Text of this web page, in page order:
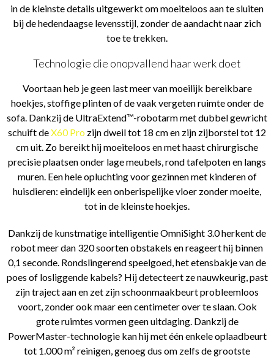
in de kleinste details uitgewerkt om moeiteloos aan te sluiten
bij de hedendaagse levensstijl, zonder de aandacht naar zich
toe te trekken.
Technologie die onopvallend haar werk doet
Voortaan heb je geen last meer van moeilijk bereikbare
hoekjes, stoffige plinten of de vaak vergeten ruimte onder de
sofa. Dankzij de UltraExtend™-robotarm met dubbel gewricht
schuift deX60 Pro zijn dweil tot 18 cm en zijn zijborstel tot 12
cm uit. Zo bereikt hij moeiteloos en met haast chirurgische
precisie plaatsen onder lage meubels, rond tafelpoten en langs
muren. Een hele opluchting voor gezinnen met kinderen of
huisdieren: eindelijk een onberispelijke vloer zonder moeite,
tot in de kleinste hoekjes.
Dankzij de kunstmatige intelligentie OmniSight 3.0 herkent de
robot meer dan 320 soorten obstakels en reageert hij binnen
0,1 seconde. Rondslingerend speelgoed, het etensbakje van de
poes of losliggende kabels? Hij detecteert ze nauwkeurig, past
zijn traject aan en zet zijn schoonmaakbeurt probleemloos
voort, zonder ook maar een centimeter over te slaan. Ook
grote ruimtes vormen geen uitdaging. Dankzij de
PowerMaster-technologie kan hij met één enkele oplaadbeurt
tot 1.000 m² reinigen, genoeg dus om zelfs de grootste